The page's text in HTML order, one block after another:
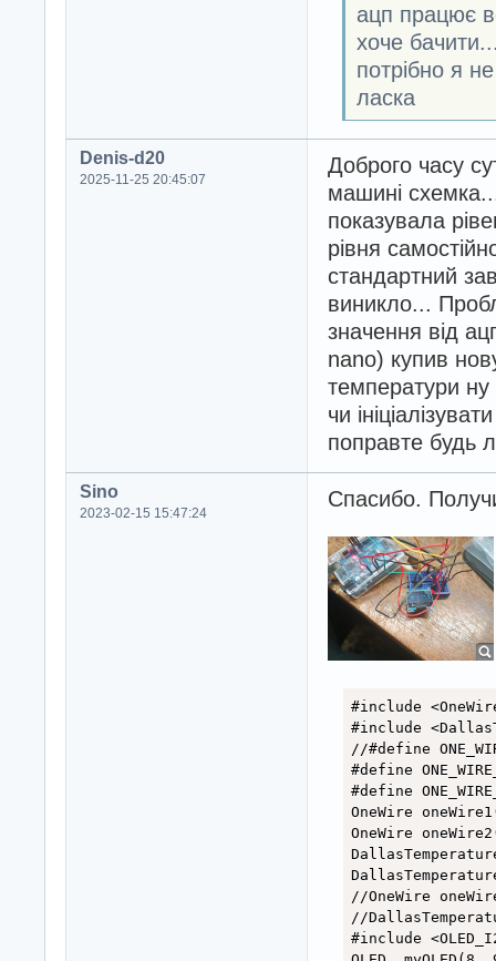
ацп працює
хоче
потрібно я
ласка
Denis-d20
2025-11-25 20:45:07
Доброго часу
машині
показувала
рівня
стандартний
виникло...
значення від
nano) купив
температури ну
чи
поправте будь
Sino
2023-02-15 15:47:24
Спасибо.
#include
#include
//#define
#define
#define
OneWire
OneWire
//OneWire
//
#include